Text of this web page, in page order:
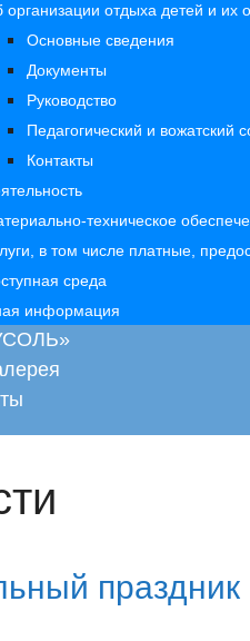
организации отдыха детей и их
Основные сведения
Документы
Руководство
Педагогический и вожатский
Контакты
техническое
в том числе платные,
среда
информация